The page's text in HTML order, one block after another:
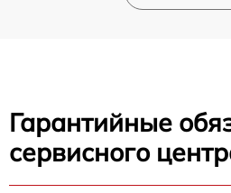
Гарантийные
сервисного